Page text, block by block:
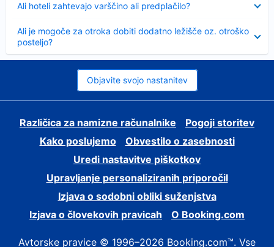
Ali hoteli zahtevajo varščino ali predplačilo?
Ali je mogoče za otroka dobiti dodatno ležišče oz. otroško
posteljo?
Objavite svojo nastanitev
Različica za namizne računalnike
Pogoji storitev
Kako poslujemo
Obvestilo o zasebnosti
Uredi nastavitve piškotkov
Upravljanje personaliziranih priporočil
Izjava o sodobni obliki suženjstva
Izjava o človekovih pravicah
O Booking.com
Avtorske pravice © 1996–2026 Booking.com™. Vse